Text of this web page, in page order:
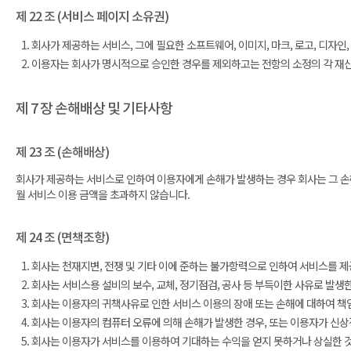
제 22 조 (서비스 페이지 소유권)
회사가 제공하는 서비스, 그에 필요한 소프트웨어, 이미지, 마크, 로고, 디자
이용자는 회사가 명시적으로 승인한 경우를 제외하고는 전항의 소정의 각
제 7 장 손해배상 및 기타사항
제 23 조 (손해배상)
회사가 제공하는 서비스로 인하여 이용자에게 손해가 발생하는 경우 회사는 그
월 서비스 이용 금액을 초과하지 않습니다.
제 24 조 (면책조항)
회사는 천재지변, 전쟁 및 기타 이에 준하는 불가항력으로 인하여 서비스를
회사는 서비스용 설비의 보수, 교체, 정기점검, 공사 등 부득이한 사유로 발생
회사는 이용자의 귀책사유로 인한 서비스 이용의 장애 또는 손해에 대하여 책
회사는 이용자의 컴퓨터 오류에 의해 손해가 발생한 경우, 또는 이용자가 신
회사는 이용자가 서비스를 이용하여 기대하는 수익을 얻지 못하거나 상실한